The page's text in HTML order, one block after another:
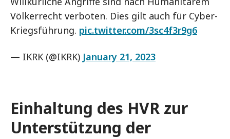
Völkerrecht verboten. Dies gilt auch für Cyber-
Kriegsführung. pic.twitter.com/3sc4f3r9g6
— IKRK (@IKRK) January 21, 2023
Einhaltung des HVR zur
Unterstützung der